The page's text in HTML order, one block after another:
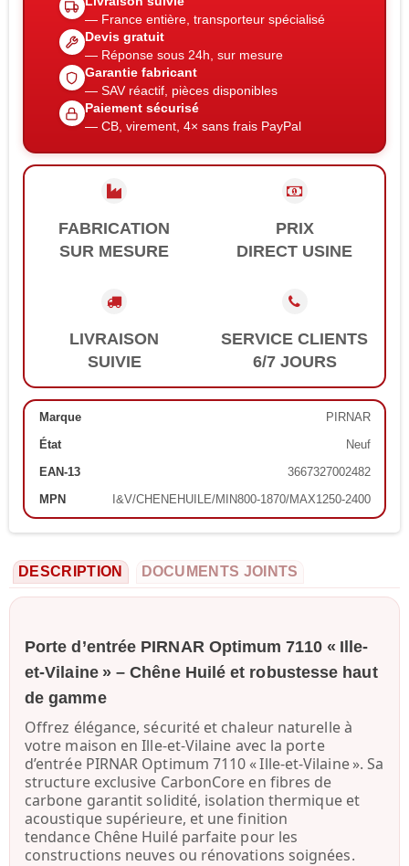
— France entière, transporteur spécialisé
Devis gratuit
— Réponse sous 24h, sur mesure
Garantie fabricant
— SAV réactif, pièces disponibles
Paiement sécurisé
— CB, virement, 4× sans frais PayPal
FABRICATION
SUR MESURE
PRIX
DIRECT USINE
LIVRAISON
SUIVIE
SERVICE CLIENTS
6/7 JOURS
Marque
PIRNAR
État
Neuf
EAN-13
3667327002482
MPN
I&V/CHENEHUILE/MIN800-1870/MAX1250-2400
DESCRIPTION DOCUMENTS JOINTS
Porte d’entrée PIRNAR Optimum 7110 « Ille-
et-Vilaine » – Chêne Huilé et robustesse haut
de gamme
Offrez élégance, sécurité et chaleur naturelle à
votre maison en Ille-et-Vilaine avec la porte
d’entrée PIRNAR Optimum 7110 « Ille-et-Vilaine ». Sa
structure exclusive CarbonCore en fibres de
carbone garantit solidité, isolation thermique et
acoustique supérieure, et une finition
tendance Chêne Huiléparfaite pour les
constructions neuves ou rénovations soignées.